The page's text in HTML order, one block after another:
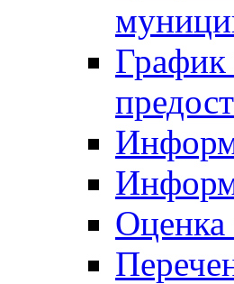
График
Оценка